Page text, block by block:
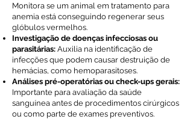
Monitora se um animal em tratamento para
anemia está conseguindo regenerar seus
glóbulos vermelhos.
Investigação de doenças infecciosas ou
parasitárias: Auxilia na identificação de
infecções que podem causar destruição de
hemácias, como hemoparasitoses.
Análises pré-operatórias ou check-ups gerais:
Importante para avaliação da saúde
sanguínea antes de procedimentos cirúrgicos
ou como parte de exames preventivos.